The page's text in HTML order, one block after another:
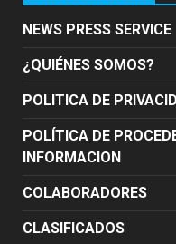
NEWS PRESS SERVICE
¿QUIÉNES SOMOS?
POLITICA DE
POLÍTICA DE
INFORMACION
COLABORADORES
CLASIFICADOS